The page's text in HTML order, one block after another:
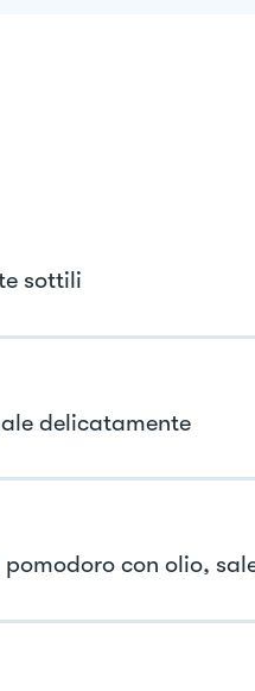
sottili
delicatamente
con olio,